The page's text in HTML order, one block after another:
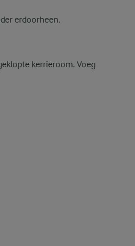
erdoorheen.
kerrieroom. Voeg